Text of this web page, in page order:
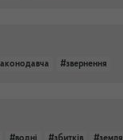
#звернення